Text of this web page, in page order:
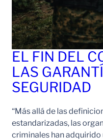
EL FIN DEL
LAS
SEGURIDAD
“Más allá de las
estandarizadas, las
criminales han